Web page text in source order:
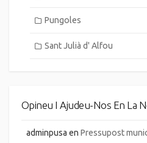
Pungoles
Sant Julià d' Alfou
Opineu I Ajudeu-Nos En La
adminpusa en Pressupost